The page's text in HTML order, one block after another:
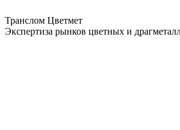
Транслом Цветмет
Экспертиза рынков цветных и